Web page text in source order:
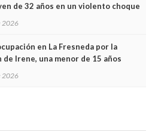
de 32 años en un violento choque
2026
en La Fresneda por la
de Irene, una menor de 15 años
2026